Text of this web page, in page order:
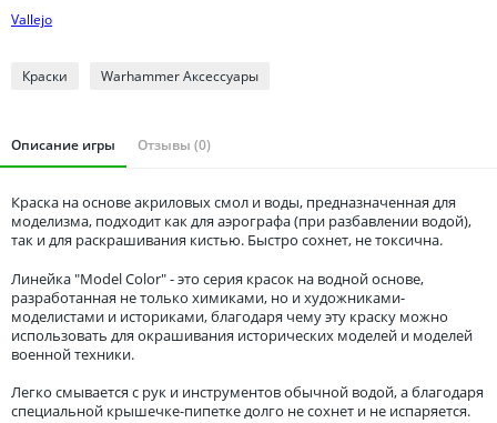
Тюменская область
Vallejo
Краски Warhammer Аксессуары
Описание игры Отзывы (0)
Краска на основе акриловых смол и воды, предназначенная для
моделизма, подходит как для аэрографа (при разбавлении водой),
так и для раскрашивания кистью. Быстро сохнет, не токсична.
Линейка "Model Color" - это серия красок на водной основе,
разработанная не только химиками, но и художниками-
моделистами и историками, благодаря чему эту краску можно
использовать для окрашивания исторических моделей и моделей
военной техники.
Легко смывается с рук и инструментов обычной водой, а благодаря
специальной крышечке-пипетке долго не сохнет и не испаряется.